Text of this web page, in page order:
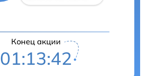
Конец акции
01:13:41